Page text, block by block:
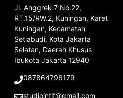
Jl. Anggrek 7 No.22,
RT.15/RW.2, Kuningan, Karet
Kuningan, Kecamatan
Setiabudi, Kota Jakarta
Selatan, Daerah Khusus
Ibukota Jakarta 12940
087864796179
studiointif@gmail.com